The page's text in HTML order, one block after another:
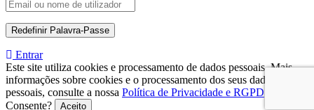
Entrar
Este site utiliza cookies e processamento de dados pessoais. Mais
informações sobre cookies e o processamento dos seus dados
pessoais, consulte a nossa Política de Privacidade e RGPD
Consente?
Aceito